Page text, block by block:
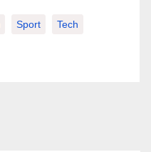
Sport Tech